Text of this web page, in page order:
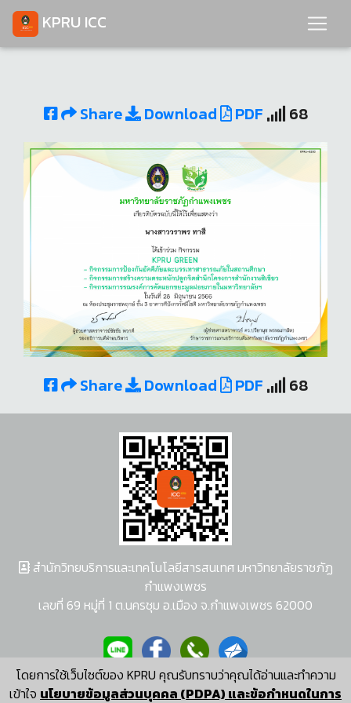
KPRU ICC
Share Download PDF 68
Share Download PDF 68
โดยการใช้เว็บไซต์ของ KPRU คุณรับทราบว่าคุณได้อ่านและทำความ
เข้าใจ นโยบายข้อมูลส่วนบุคคล (PDPA) และข้อกำหนดในการ
สำนักวิทยบริการและเทคโนโลยีสารสนเทศ มหาวิทยาลัยราชภัฏ
กำแพงเพชร
เลขที่ 69 หมู่ที่ 1 ต.นครชุม อ.เมือง จ.กำแพงเพชร 62000
ผู้พัฒนาระบบ อนุชา พวงผกา